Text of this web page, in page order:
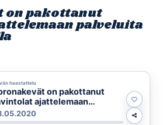
on pakottanut
palveluita
haastattelu
on pakottanut
ajattelemaan
uudella tavalla